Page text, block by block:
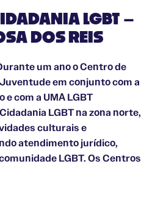
LGBT –
DOS REIS
um ano o Centro de
em conjunto com a
com a UMA LGBT
LGBT na zona norte,
culturais e
atendimento jurídico,
LGBT. Os Centros